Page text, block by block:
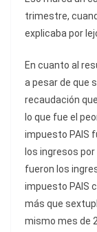
trimestre,
explicaba por
En cuanto al
a pesar de que
recaudación
lo que fue el
impuesto PAIS
los ingresos
fueron los
impuesto PAIS
más que
mismo mes de